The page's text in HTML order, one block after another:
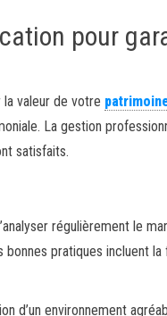
pour
valeur de votre
La gestion
satisfaits.
régulièrement le
pratiques incluent
d’un environnement